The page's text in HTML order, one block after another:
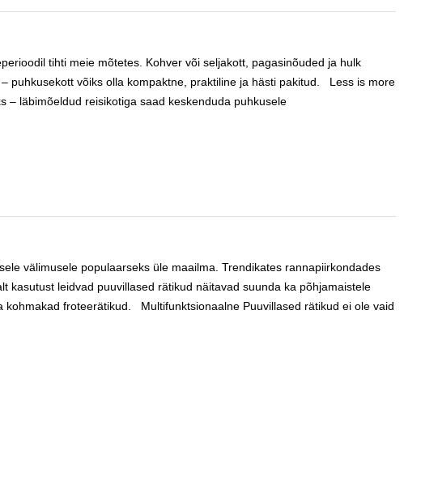
tihti meie mõtetes. Kohver või seljakott, pagasinõuded ja hulk
puhkusekott võiks olla kompaktne, praktiline ja hästi pakitud. Less is more
– läbimõeldud reisikotiga saad keskenduda puhkusele
välimusele populaarseks üle maailma. Trendikates rannapiirkondades
kasutust leidvad puuvillased rätikud näitavad suunda ka põhjamaistele
froteerätikud. Multifunktsionaalne Puuvillased rätikud ei ole vaid